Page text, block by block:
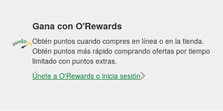
Gana con O'Rewards
Obtén puntos cuando compres en línea o en la tienda.
Obtén puntos más rápido comprando ofertas por tiempo
limitado con puntos extras.
Únete a O'Rewards o inicia sesión